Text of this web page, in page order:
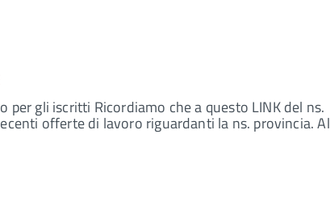
gli iscritti Ricordiamo che a questo LINK del ns.
offerte di lavoro riguardanti la ns. provincia. Al